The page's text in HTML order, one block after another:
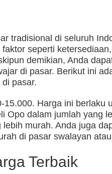
tradisional di seluruh
seperti
demikian, Anda
di pasar. Berikut ini
pasar.
Harga ini berlaku
Opo dalam jumlah yang
murah. Anda juga
di pasar swalayan
Terbaik